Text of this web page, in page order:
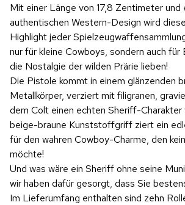
Mit einer Länge von 17,8 Zentimeter und
authentischen Western-Design wird
Highlight jeder
nur für kleine Cowboys, sondern auch für
die Nostalgie der wilden Prärie lieben!
Die Pistole kommt in einem glänzenden
Metallkörper, verziert mit filigranen,
dem Colt einen echten Sheriff-Charakter
beige-braune Kunststoffgriff ziert ein
für den wahren Cowboy-Charme, den
möchte!
Und was wäre ein Sheriff ohne seine
wir haben dafür gesorgt, dass Sie
Im Lieferumfang enthalten sind zehn